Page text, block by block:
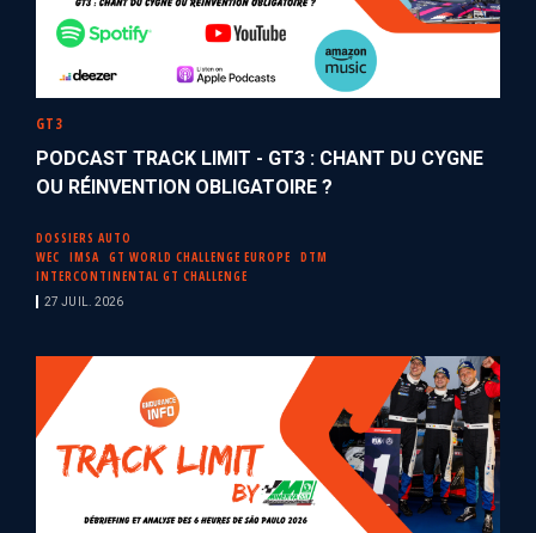
GT3
PODCAST TRACK LIMIT - GT3 : CHANT DU CYGNE
OU RÉINVENTION OBLIGATOIRE ?
DOSSIERS AUTO
WEC
IMSA GT WORLD CHALLENGE EUROPE
DTM
INTERCONTINENTAL GT CHALLENGE
27 JUIL. 2026